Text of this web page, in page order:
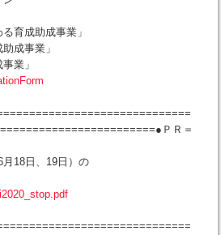
育成助成事業」
成事業」
業」
ＰＲ＝
月18日、19日）の